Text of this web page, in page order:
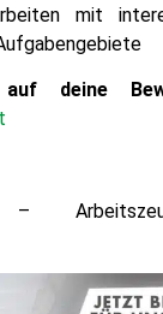
mit
deine